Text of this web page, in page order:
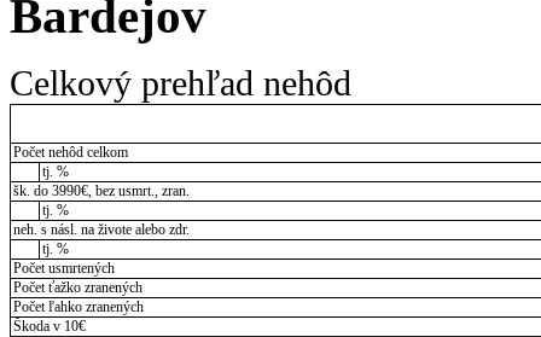
Bardejov
Celkový prehľad nehôd
Počet nehôd celkom
tj. %
šk. do 3990€, bez usmrt., zran.
tj. %
neh. s násl. na živote alebo zdr.
tj. %
Počet usmrtených
Počet ťažko zranených
Počet ľahko zranených
Škoda v 10€